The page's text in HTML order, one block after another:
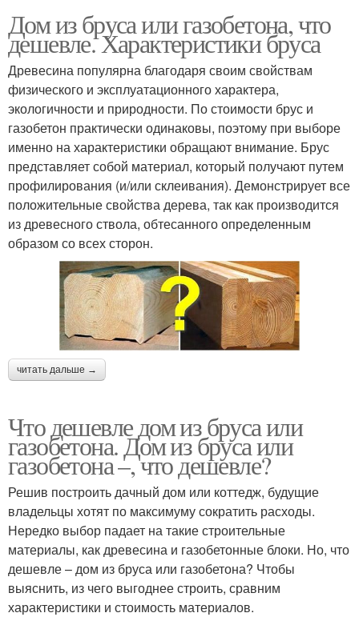
Дом из бруса или газобетона, что
дешевле. Характеристики бруса
Древесина популярна благодаря своим свойствам
физического и эксплуатационного характера,
экологичности и природности. По стоимости брус и
газобетон практически одинаковы, поэтому при выборе
именно на характеристики обращают внимание. Брус
представляет собой материал, который получают путем
профилирования (и/или склеивания). Демонстрирует все
положительные свойства дерева, так как производится
из древесного ствола, обтесанного определенным
образом со всех сторон.
читать дальше →
Что дешевле дом из бруса или
газобетона. Дом из бруса или
газобетона –, что дешевле?
Решив построить дачный дом или коттедж, будущие
владельцы хотят по максимуму сократить расходы.
Нередко выбор падает на такие строительные
материалы, как древесина и газобетонные блоки. Но, что
дешевле – дом из бруса или газобетона? Чтобы
выяснить, из чего выгоднее строить, сравним
характеристики и стоимость материалов.